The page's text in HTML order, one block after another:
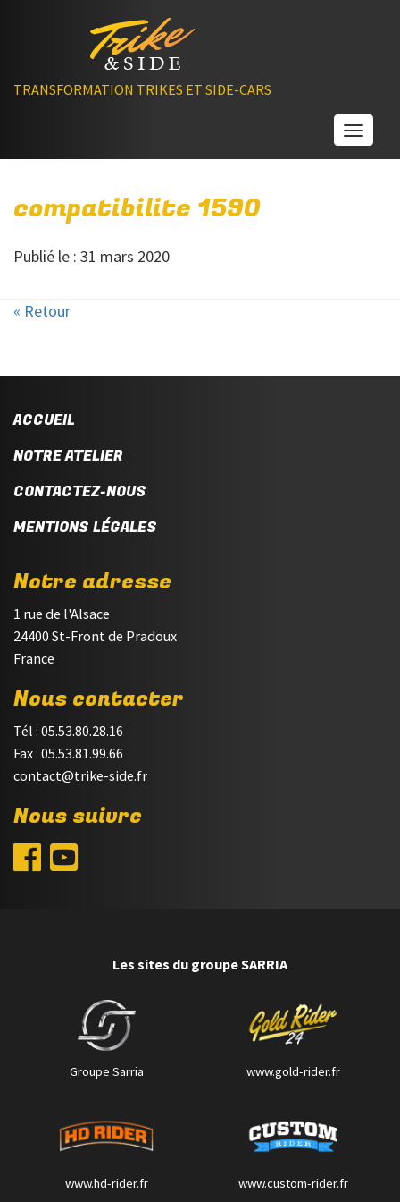
TRANSFORMATION TRIKES ET SIDE-CARS
compatibilite 1590
Publié le : 31 mars 2020
« Retour
ACCUEIL
NOTRE ATELIER
CONTACTEZ-NOUS
MENTIONS LÉGALES
Notre adresse
1 rue de l'Alsace
24400 St-Front de Pradoux
France
Nous contacter
Tél : 05.53.80.28.16
Fax : 05.53.81.99.66
contact@trike-side.fr
Nous suivre
Les sites du groupe SARRIA
Groupe Sarria www.gold-rider.fr
www.hd-rider.fr www.custom-rider.fr